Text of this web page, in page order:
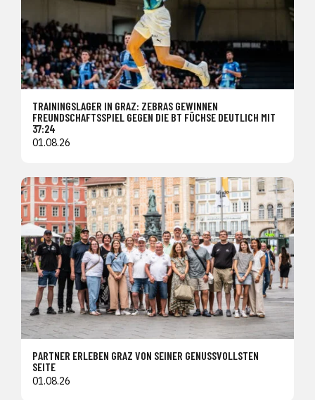
TRAININGSLAGER IN GRAZ: ZEBRAS GEWINNEN
FREUNDSCHAFTSSPIEL GEGEN DIE BT FÜCHSE DEUTLICH MIT
37:24
01.08.26
PARTNER ERLEBEN GRAZ VON SEINER GENUSSVOLLSTEN
SEITE
01.08.26